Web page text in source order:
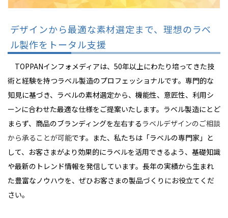
デザインから最適な素材選定まで、理想のラベ
ル製作をトータル支援
TOPPANインフォメディアは、50年以上にわたり培ってきた技
術と経験を持つラベル製造のプロフェッショナルです。専門的な
知見に基づき、ラベルの素材選定から、機能性、意匠性、利用シ
ーンに合わせた最適な仕様をご提案いたします。ラベル製造にとど
まらず、商品のブランディングを左右するラベルデザインのご相談
から承ることが可能です。また、私たちは「ラベルの専門家」と
して、お客さまがより効果的にラベルを活用できるよう、基礎知識
や最新のトレンド情報を発信しています。長年の実績から生まれ
た豊富なノウハウを、ぜひお客さまの製品づくりにお役立てくだ
さい。